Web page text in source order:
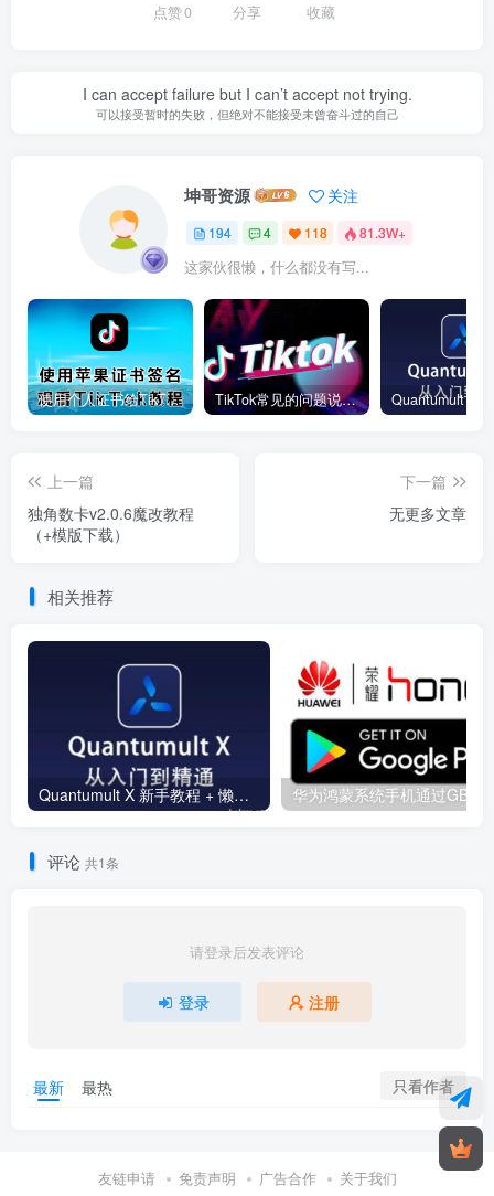
点赞0 分享 收藏
I can accept failure but I can’t accept not trying.
可以接受暂时的失败，但绝对不能接受未曾奋斗过的自己
坤哥资源 关注
194 4 118 81.3W+
这家伙很懒，什么都没有写...
使用个人证书给TikTok签名安装(视频) TikTok常见的问题说明和解决方法
上一篇
独角数卡v2.0.6魔改教程
（+模版下载）
下一篇
无更多文章
相关推荐
Quantumult X 新手教程 + 懒人配置合集
评论 共1条
请登录后发表评论
登录 注册
最新 最热 只看作者
友链申请 免责声明 广告合作 关于我们